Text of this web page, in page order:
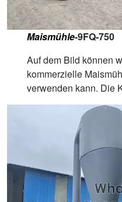
Maismühle-9FQ-750
Auf dem Bild können
kommerzielle
verwenden kann. Die